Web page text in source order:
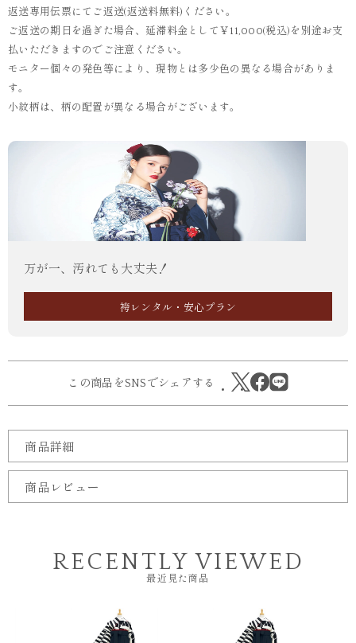
返送専用伝票にてご返送(返送料無料)ください。
ご返送の期日を過ぎた場合、延滞料金として￥11,000(税込)を別途お支
払いただきますのでご注意ください。
モニター個々の発色等により、現物とは多少色の異なる場合がありま
す。
小紋柄は、柄の配置が異なる場合がございます。
万が一、汚れても大丈夫！
袴レンタル・安心プラン
この商品をSNSでシェアする
商品詳細
商品レビュー
RECENTLY VIEWED
最近見た商品